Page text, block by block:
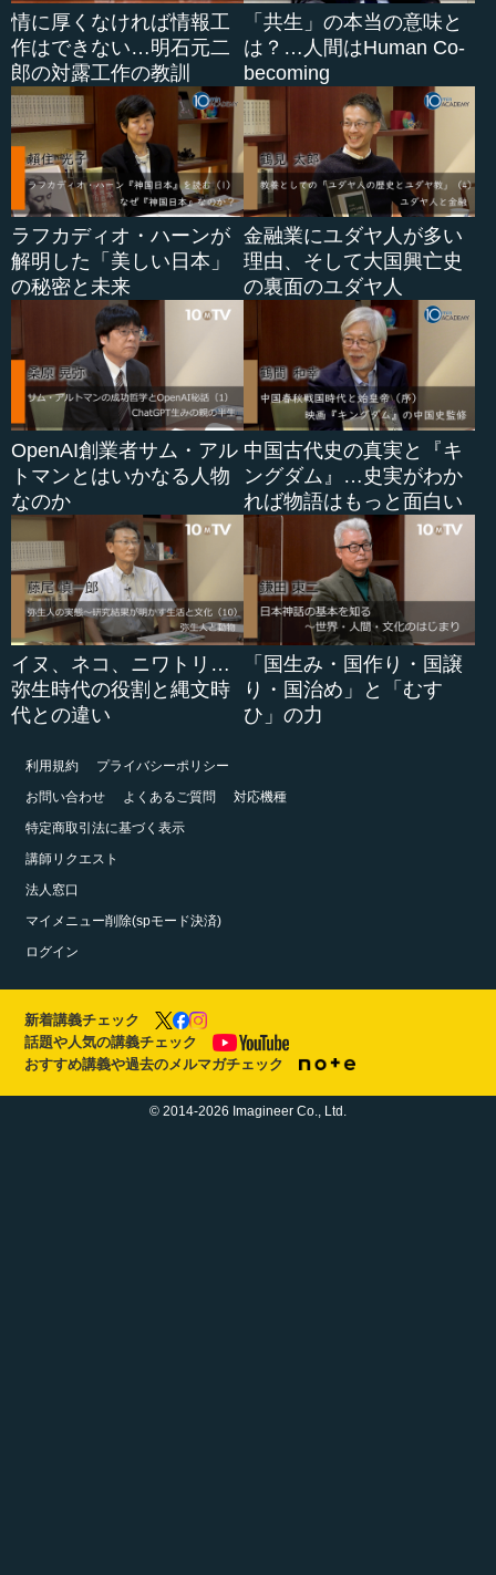
情に厚くなければ情報工
作はできない…明石元二
郎の対露工作の教訓
「共生」の本当の意味と
は？…人間はHuman Co-
becoming
ラフカディオ・ハーンが
解明した「美しい日本」
の秘密と未来
金融業にユダヤ人が多い
理由、そして大国興亡史
の裏面のユダヤ人
OpenAI創業者サム・アル
トマンとはいかなる人物
なのか
中国古代史の真実と『キ
ングダム』…史実がわか
れば物語はもっと面白い
イヌ、ネコ、ニワトリ…
弥生時代の役割と縄文時
代との違い
「国生み・国作り・国譲
り・国治め」と「むす
ひ」の力
利用規約
プライバシーポリシー
お問い合わせ
よくあるご質問
対応機種
特定商取引法に基づく表示
講師リクエスト
法人窓口
マイメニュー削除(spモード決済)
ログイン
新着講義チェック
話題や人気の講義チェック
おすすめ講義や過去のメルマガチェック
© 2014-2026 Imagineer Co., Ltd.